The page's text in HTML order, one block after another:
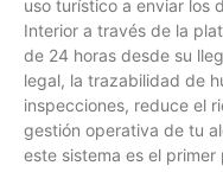
uso turístico a enviar los
Interior a través de la
de 24 horas desde su
legal, la trazabilidad de
inspecciones, reduce el
gestión operativa de tu
este sistema es el